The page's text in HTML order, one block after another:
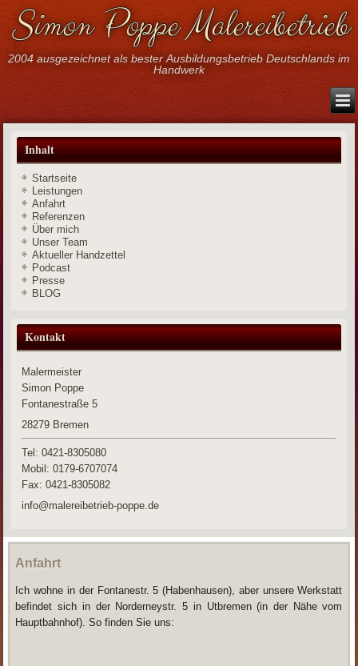
Simon Poppe Malereibetrieb
2004 ausgezeichnet als bester Ausbildungsbetrieb Deutschlands im
Handwerk
Inhalt
Startseite
Leistungen
Anfahrt
Referenzen
Über mich
Unser Team
Aktueller Handzettel
Podcast
Presse
BLOG
Kontakt
Malermeister
Simon Poppe
Fontanestraße 5
28279 Bremen
Tel: 0421-8305080
Mobil: 0179-6707074
Fax:0421-8305082
info@malereibetrieb-poppe.de
Anfahrt
Ich wohne in der Fontanestr. 5 (Habenhausen), aber unsere Werkstatt
befindet sich in der Norderneystr. 5 in Utbremen (in der Nähe vom
Hauptbahnhof). So finden Sie uns: